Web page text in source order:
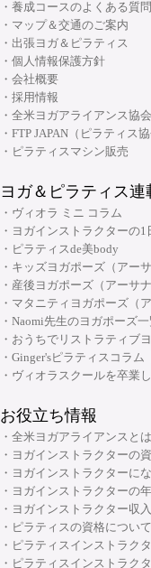
大阪府大阪市中央区安土町3
TEL: 06-6926-8422
リフォーマースタジ
大阪府大阪市中央区安土町2-
TEL: 06-6926-8422
・ピラティス プロップス
・ピラティスリング指導
・リストラティブメソッ
・ヨーガ哲学コース
・リンパマッサージコース
・ヨガ解剖学コース
・アーユルヴェーダを知る
・アーユルヴェーダを深め
プコース
・ヨガ指導者向け：個人
ムの組み方～
・ヨガ指導者向け：アジ
プコース
・メンタルケアヨガ(心の
チャクラ講座
顔筋調整ヨガ養成指導者
・養成コースのよくある質問
・マップ＆交通のご案内
・出張ヨガ＆ピラティス
・個人情報保護方針
・会社概要
・採用情報
・全米ヨガアライアンス協会
・FTP JAPAN（ピラティス協
・ピラティスマシン販売
ヨガ＆ピラティス連
・ヴィオラ ミニ コラム
・ヨガインストラクターの
・ピラティスde美body
・キッズヨガポーズ（アー
・産後ヨガポーズ（アーサ
・マタニティヨガポーズ（
・Naomi先生のヨガポーズ一
・おうちでリストラティブ
・Ginger'sピラティスコラム
・ヴィオラスクールを卒業
お役立ち情報
・全米ヨガアライアンスと
・ヨガインストラクターの
・ヨガインストラクターに
・ヨガインストラクターの
・ヨガインストラクター収入
・ピラティスの資格について
・ピラティスインストラク
・ピラティスインストラク